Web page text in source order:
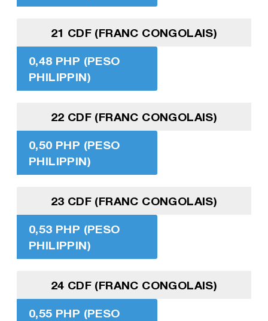
21 CDF (FRANC CONGOLAIS)
0,48 PHP (PESO
PHILIPPIN)
22 CDF (FRANC CONGOLAIS)
0,50 PHP (PESO
PHILIPPIN)
23 CDF (FRANC CONGOLAIS)
0,53 PHP (PESO
PHILIPPIN)
24 CDF (FRANC CONGOLAIS)
0,55 PHP (PESO